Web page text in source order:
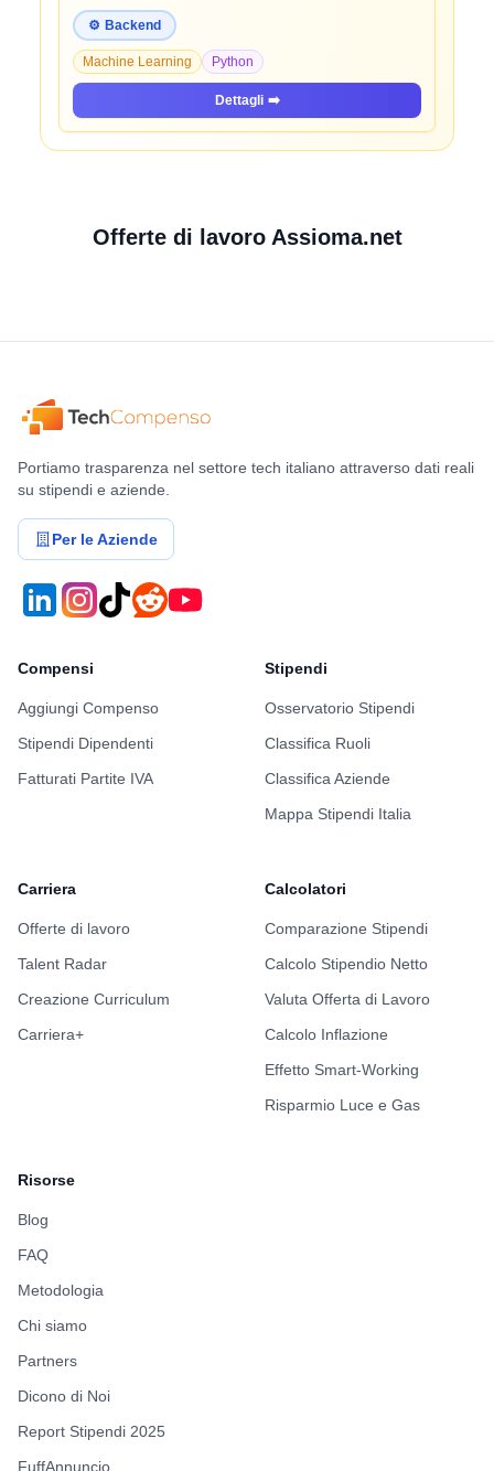
⚙️ Backend
Machine Learning Python
Dettagli ➡️
Offerte di lavoro Assioma.net
Portiamo trasparenza nel settore tech italiano attraverso dati reali
su stipendi e aziende.
Per le Aziende
Compensi
Aggiungi Compenso
Stipendi Dipendenti
Fatturati Partite IVA
Stipendi
Osservatorio Stipendi
Classifica Ruoli
Classifica Aziende
Mappa Stipendi Italia
Carriera
Offerte di lavoro
Talent Radar
Creazione Curriculum
Carriera+
Calcolatori
Comparazione Stipendi
Calcolo Stipendio Netto
Valuta Offerta di Lavoro
Calcolo Inflazione
Effetto Smart-Working
Risparmio Luce e Gas
Risorse
Blog
FAQ
Metodologia
Chi siamo
Partners
Dicono di Noi
Report Stipendi 2025
FuffAnnuncio